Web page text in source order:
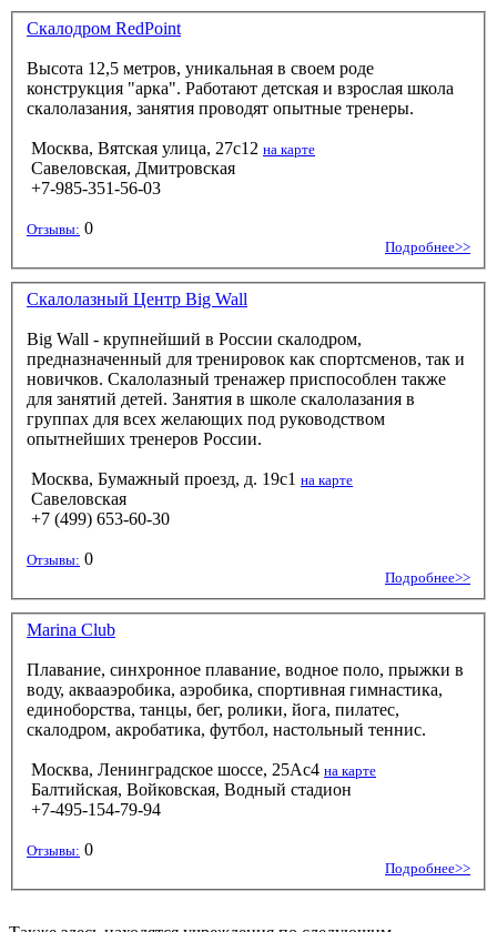
Скалодром RedPoint
Высота 12,5 метров, уникальная в своем роде
конструкция "арка". Работают детская и взрослая школа
скалолазания, занятия проводят опытные тренеры.
Москва, Вятская улица, 27с12 на карте
Савеловская, Дмитровская
+7-985-351-56-03
Отзывы: 0
Подробнее>>
Скалолазный Центр Big Wall
Big Wall - крупнейший в России скалодром,
предназначенный для тренировок как спортсменов, так и
новичков. Скалолазный тренажер приспособлен также
для занятий детей. Занятия в школе скалолазания в
группах для всех желающих под руководством
опытнейших тренеров России.
Москва, Бумажный проезд, д. 19с1 на карте
Савеловская
+7 (499) 653-60-30
Отзывы: 0
Подробнее>>
Marina Club
Плавание, синхронное плавание, водное поло, прыжки в
воду, аквааэробика, аэробика, спортивная гимнастика,
единоборства, танцы, бег, ролики, йога, пилатес,
скалодром, акробатика, футбол, настольный теннис.
Москва, Ленинградское шоссе, 25Ас4 на карте
Балтийская, Войковская, Водный стадион
+7-495-154-79-94
Отзывы: 0
Подробнее>>